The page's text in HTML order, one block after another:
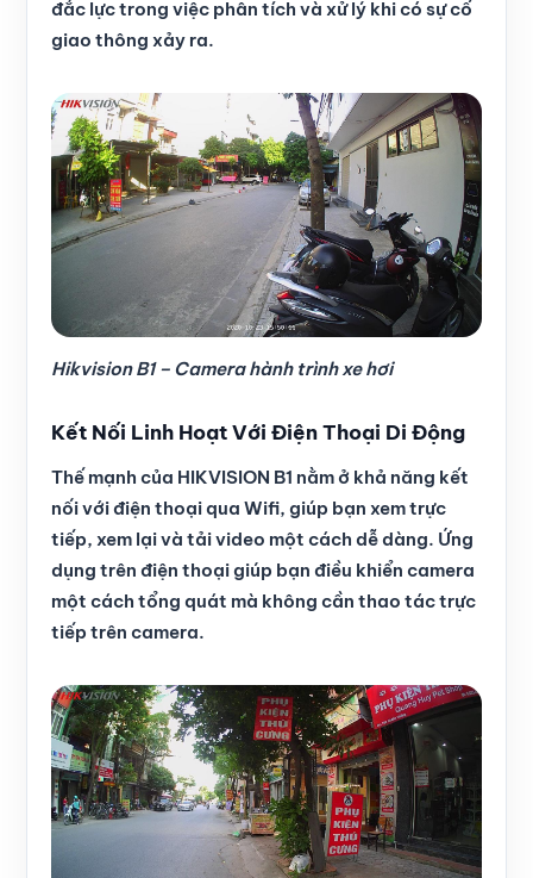
đắc lực trong việc phân tích và xử lý khi có sự cố
giao thông xảy ra.
Hikvision B1 – Camera hành trình xe hơi
Kết Nối Linh Hoạt Với Điện Thoại Di Động
Thế mạnh của HIKVISION B1 nằm ở khả năng kết
nối với điện thoại qua Wifi, giúp bạn xem trực
tiếp, xem lại và tải video một cách dễ dàng. Ứng
dụng trên điện thoại giúp bạn điều khiển camera
một cách tổng quát mà không cần thao tác trực
tiếp trên camera.